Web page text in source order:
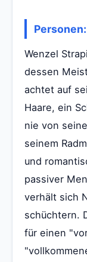
Personen:
Wenzel
dessen
achtet auf
Haare, ein
nie von
seinem
und
passiver
verhält sich
schüchtern.
für einen